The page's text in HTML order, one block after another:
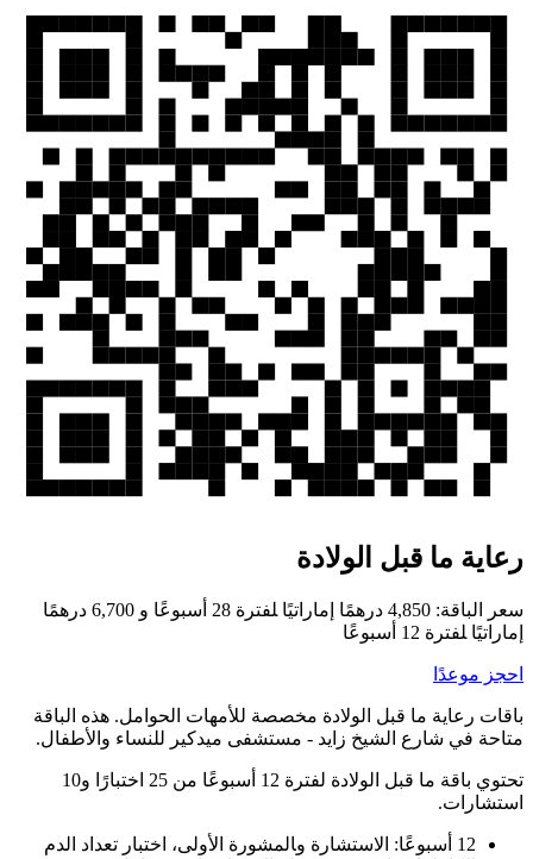
رعاية ما قبل الولادة
سعر الباقة: 4,850 درهمًا إماراتيًا ‍لفترة 28 أسبوعًا و 6,700 درهمًا
إماراتيًا ‍لفترة 12 أسبوعًا
احجز موعدًا
باقات رعاية ما قبل الولادة مخصصة للأمهات الحوامل. هذه الباقة
متاحة في شارع الشيخ زايد - مستشفى ميدكير للنساء والأطفال.
تحتوي باقة ما قبل الولادة لفترة 12 أسبوعًا من 25 اختبارًا و10
استشارات.
12 أسبوعًا: الاستشارة‍ و‍المشورة الأولى، اختبار تعداد الدم